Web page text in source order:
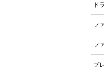
ド
フ
フ
プ